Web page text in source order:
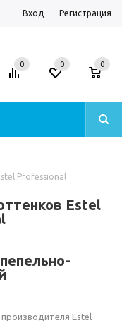
Вход Регистрация
0 0 0
Pfofessional
Estel
Estel